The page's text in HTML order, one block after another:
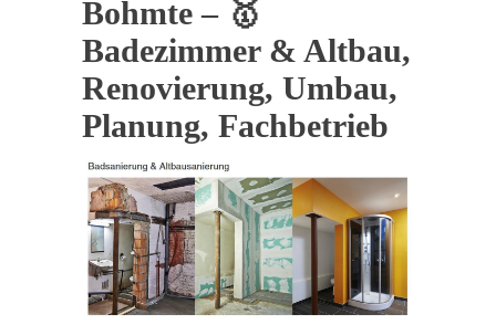
Bohmte – 🥇
Badezimmer & Altbau,
Renovierung, Umbau,
Planung, Fachbetrieb